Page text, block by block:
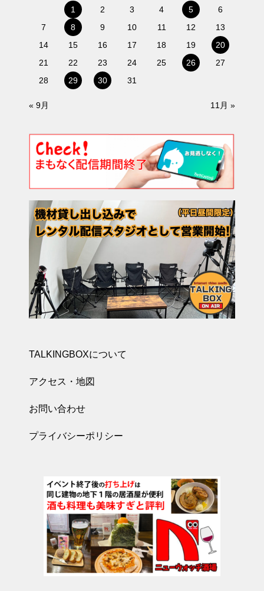
1 2 3 4 5
6
7
8 9 10 11 12
13
14
15 16 17 18 19
20
21
22 23 24 25 26
27
28
29 30 31
« 9月 11月 »
TALKINGBOXについて
アクセス・地図
お問い合わせ
プライバシーポリシー